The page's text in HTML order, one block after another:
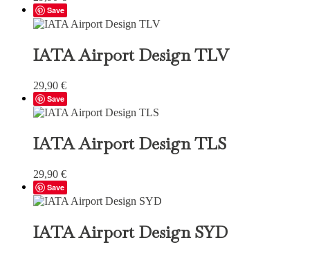
Save
IATA Airport Design TLV
29,90 €
Save
IATA Airport Design TLS
29,90 €
Save
IATA Airport Design SYD